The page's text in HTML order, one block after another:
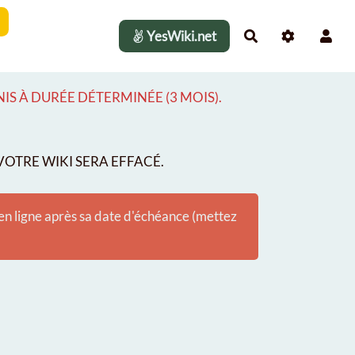
YesWiki.net Rechercher
À DURÉE DÉTERMINÉE (3 MOIS).
WIKI SERA EFFACÉ.
ligne après sa date d'échéance (mettez